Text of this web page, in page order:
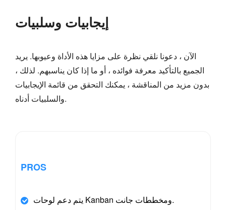
إيجابيات وسلبيات
الآن ، دعونا نلقي نظرة على مزايا هذه الأداة وعيوبها. يريد
الجميع بالتأكيد معرفة فوائده ، أو ما إذا كان يناسبهم. لذلك ،
بدون مزيد من المناقشة ، يمكنك التحقق من قائمة الإيجابيات
والسلبيات أدناه.
PROS
يتم دعم لوحات Kanban ومخططات جانت.